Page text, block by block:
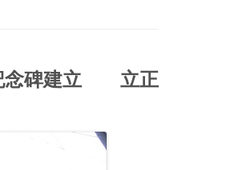
記念碑建立 立正